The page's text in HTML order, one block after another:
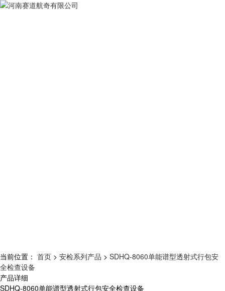
当前位置： 首页 > 安检系列产品 > SDHQ-8060单能谱型透射式行包安
全检查设备
产品详细
SDHQ-8060单能谱型透射式行包安全检查设备